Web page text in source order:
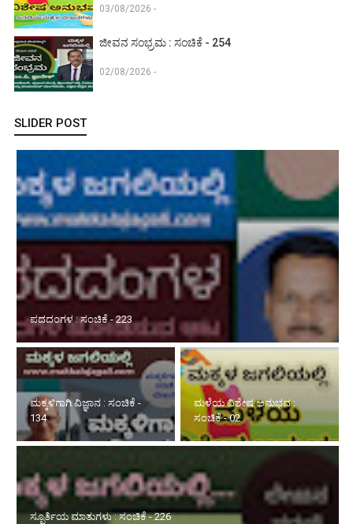
03/08/2026 -
ಜೀವನ ಸಂಭ್ರಮ : ಸಂಚಿಕೆ - 254
02/08/2026 -
SLIDER POST
ಮಕ್ಕಳಿಗಾಗಿ ವಿಜ್ಞಾನ : ಸಂಚಿಕೆ - 134
ಮಳೆಯ ವಿಶೇಷ ಅನುಭವ :
ಸಂಚಿಕೆ - 02
ಸ್ಫೂರ್ತಿಯ ಮಾತುಗಳು : ಸಂಚಿಕೆ -
226
ಮಳೆಯ ವಿಶೇಷ ಅನುಭವ : ಸಂಚಿಕೆ - 01